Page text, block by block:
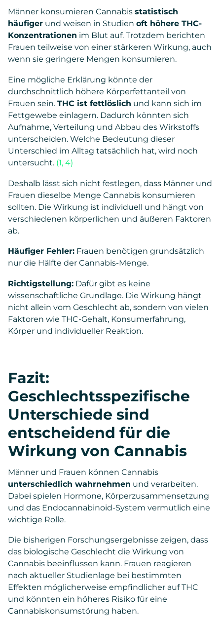
Männer konsumieren Cannabis statistisch
häufiger und weisen in Studien oft höhere THC-
Konzentrationen im Blut auf. Trotzdem berichten
Frauen teilweise von einer stärkeren Wirkung, auch
wenn sie geringere Mengen konsumieren.
Eine mögliche Erklärung könnte der
durchschnittlich höhere Körperfettanteil von
Frauen sein. THC ist fettlöslich und kann sich im
Fettgewebe einlagern. Dadurch könnten sich
Aufnahme, Verteilung und Abbau des Wirkstoffs
unterscheiden. Welche Bedeutung dieser
Unterschied im Alltag tatsächlich hat, wird noch
untersucht. (1, 4)
Deshalb lässt sich nicht festlegen, dass Männer und
Frauen dieselbe Menge Cannabis konsumieren
sollten. Die Wirkung ist individuell und hängt von
verschiedenen körperlichen und äußeren Faktoren
ab.
Häufiger Fehler: Frauen benötigen grundsätzlich
nur die Hälfte der Cannabis-Menge.
Richtigstellung: Dafür gibt es keine
wissenschaftliche Grundlage. Die Wirkung hängt
nicht allein vom Geschlecht ab, sondern von vielen
Faktoren wie THC-Gehalt, Konsumerfahrung,
Körper und individueller Reaktion.
Fazit:
Geschlechtsspezifische
Unterschiede sind
entscheidend für die
Wirkung von Cannabis
Männer und Frauen können Cannabis
unterschiedlich wahrnehmen und verarbeiten.
Dabei spielen Hormone, Körperzusammensetzung
und das Endocannabinoid-System vermutlich eine
wichtige Rolle.
Die bisherigen Forschungsergebnisse zeigen, dass
das biologische Geschlecht die Wirkung von
Cannabis beeinflussen kann. Frauen reagieren
nach aktueller Studienlage bei bestimmten
Effekten möglicherweise empfindlicher auf THC
und könnten ein höheres Risiko für eine
Cannabiskonsumstörung haben.